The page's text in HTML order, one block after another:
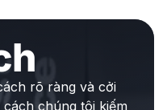
rõ ràng và cởi
chúng tôi kiếm